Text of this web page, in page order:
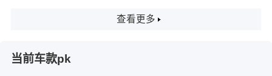
查看更多
当前车款pk